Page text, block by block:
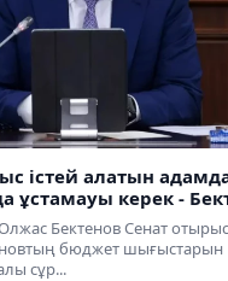
істей алатын
ұстамауы керек -
Бектенов Сенат
бюджет шығыстарын
сұр...